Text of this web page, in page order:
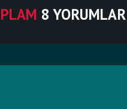
8 YORUMLAR